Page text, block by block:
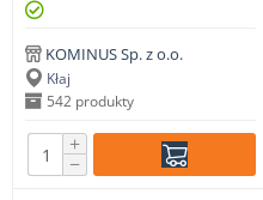
KOMINUS Sp. z o.o.
Kłaj
542 produkty
+
−